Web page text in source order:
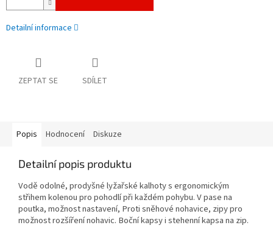
Detailní informace
ZEPTAT SE SDÍLET
Popis Hodnocení Diskuze
Detailní popis produktu
Vodě odolné, prodyšné lyžařské kalhoty s ergonomickým
střihem kolenou pro pohodlí při každém pohybu. V pase na
poutka, možnost nastavení, Proti sněhové nohavice, zipy pro
možnost rozšíření nohavic. Boční kapsy i stehenní kapsa na zip.